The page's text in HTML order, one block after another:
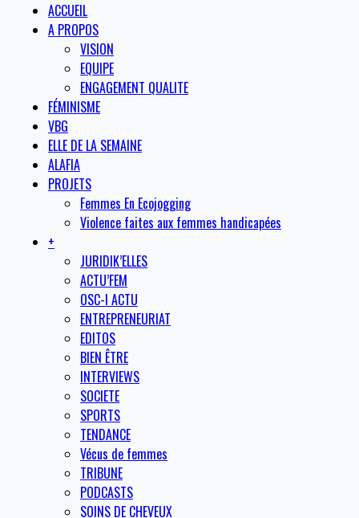
ACCUEIL
A PROPOS
VISION
EQUIPE
ENGAGEMENT QUALITE
FÉMINISME
VBG
ELLE DE LA SEMAINE
ALAFIA
PROJETS
Femmes En Ecojogging
Violence faites aux femmes handicapées
+
JURIDIK’ELLES
ACTU’FEM
OSC-I ACTU
ENTREPRENEURIAT
EDITOS
BIEN ÊTRE
INTERVIEWS
SOCIETE
SPORTS
TENDANCE
Vécus de femmes
TRIBUNE
PODCASTS
SOINS DE CHEVEUX